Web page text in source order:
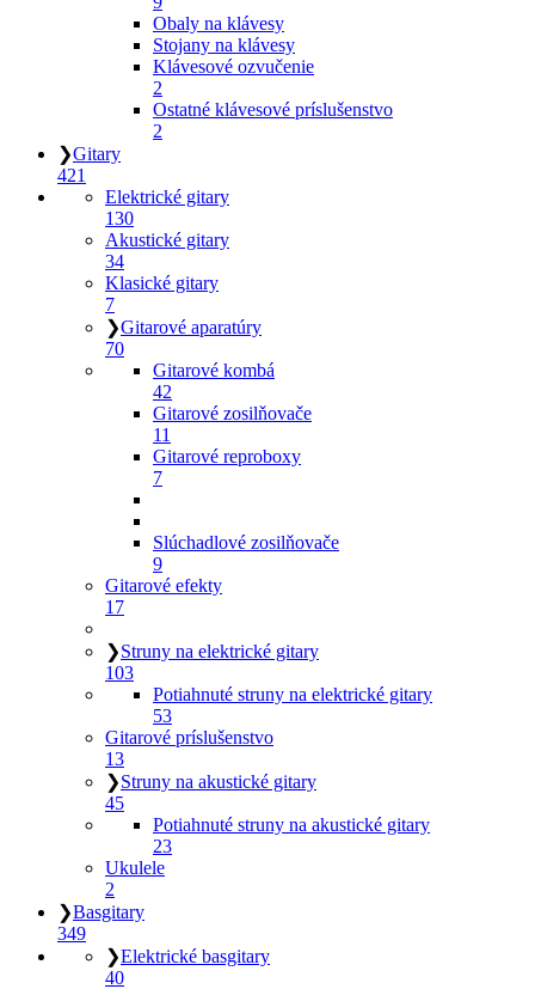
Obaly na klávesy
Stojany na klávesy
Klávesové ozvučenie
2
Ostatné klávesové príslušenstvo
2
❯Gitary
421
Elektrické gitary
130
Akustické gitary
34
Klasické gitary
7
❯Gitarové aparatúry
70
Gitarové kombá
42
Gitarové zosilňovače
11
Gitarové reproboxy
7
Slúchadlové zosilňovače
9
Gitarové efekty
17
❯Struny na elektrické gitary
103
Potiahnuté struny na elektrické gitary
53
Gitarové príslušenstvo
13
❯Struny na akustické gitary
45
Potiahnuté struny na akustické gitary
23
Ukulele
2
❯Basgitary
349
❯Elektrické basgitary
40